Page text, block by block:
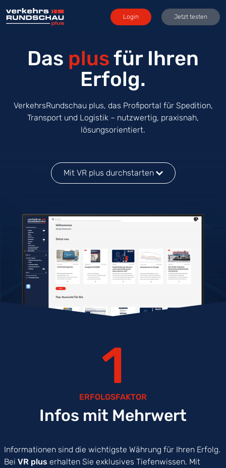
Login Jetzt testen
Das plusfür Ihren
Erfolg.
VerkehrsRundschau plus, das Profiportal für Spedition,
Transport und Logistik – nutzwertig, praxisnah,
lösungsorientiert.
Mit VR plus durchstarten
1
ERFOLGSFAKTOR
Infos mit Mehrwert
Informationen sind die wichtigste Währung für Ihren Erfolg.
Bei VR plus erhalten Sie exklusives Tiefenwissen. Mit